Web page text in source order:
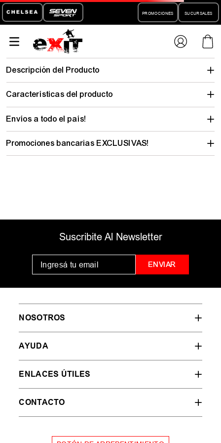
PROMOCIONES SUCURSALES
Descripción del Producto
Características del producto
Envíos a todo el país!
Promociones bancarias EXCLUSIVAS!
Suscribite Al Newsletter
ENVIAR
NOSOTROS
AYUDA
ENLACES ÚTILES
CONTACTO